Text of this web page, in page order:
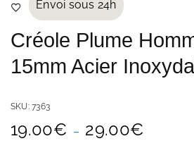
Envoi sous 24h
Créole Plume
15mm Acier
SKU:7363
19.00€ – 29.00€